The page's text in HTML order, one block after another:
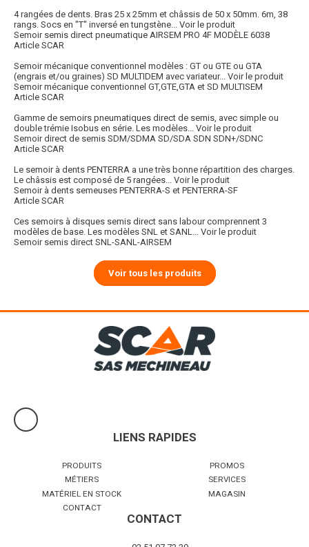
4 rangées de dents. Bras 25 x 25mm et châssis de 50 x 50mm. 6m, 38
rangs. Socs en "T" inversé en tungstène... Voir le produit
Semoir semis direct pneumatique AIRSEM PRO 4F MODÈLE 6038
Article SCAR
Semoir mécanique conventionnel modèles : GT ou GTE ou GTA
(engrais et/ou graines) SD MULTIDEM avec variateur... Voir le produit
Semoir mécanique conventionnel GT,GTE,GTA et SD MULTISEM
Article SCAR
Gamme de semoirs pneumatiques direct de semis, avec simple ou
double trémie Isobus en série. Les modèles... Voir le produit
Semoir direct de semis SDM/SDMA SD/SDA SDN SDN+/SDNC
Article SCAR
Le semoir à dents PENTERRA a une très bonne répartition des charges.
Le châssis est composé de 5 rangées... Voir le produit
Semoir à dents semeuses PENTERRA-S et PENTERRA-SF
Article SCAR
Ces semoirs à disques semis direct sans labour comprennent 3
modèles de base. Les modèles SNL et SANL... Voir le produit
Semoir semis direct SNL-SANL-AIRSEM
Voir tous les produits
LIENS RAPIDES
PRODUITS
PROMOS
MÉTIERS
SERVICES
MATÉRIEL EN STOCK
MAGASIN
CONTACT
CONTACT